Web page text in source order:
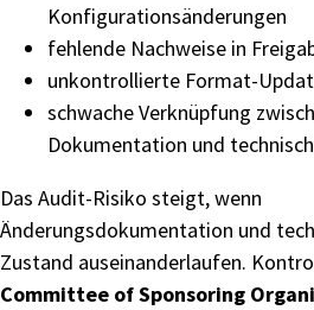
Konfigurationsänderungen
fehlende Nachweise in
unkontrollierte Format-
schwache Verknüpfung
Dokumentation und
Das Audit-Risiko steigt, wenn
Änderungsdokumentation und
Zustand auseinanderlaufen.
Committee of Sponsoring